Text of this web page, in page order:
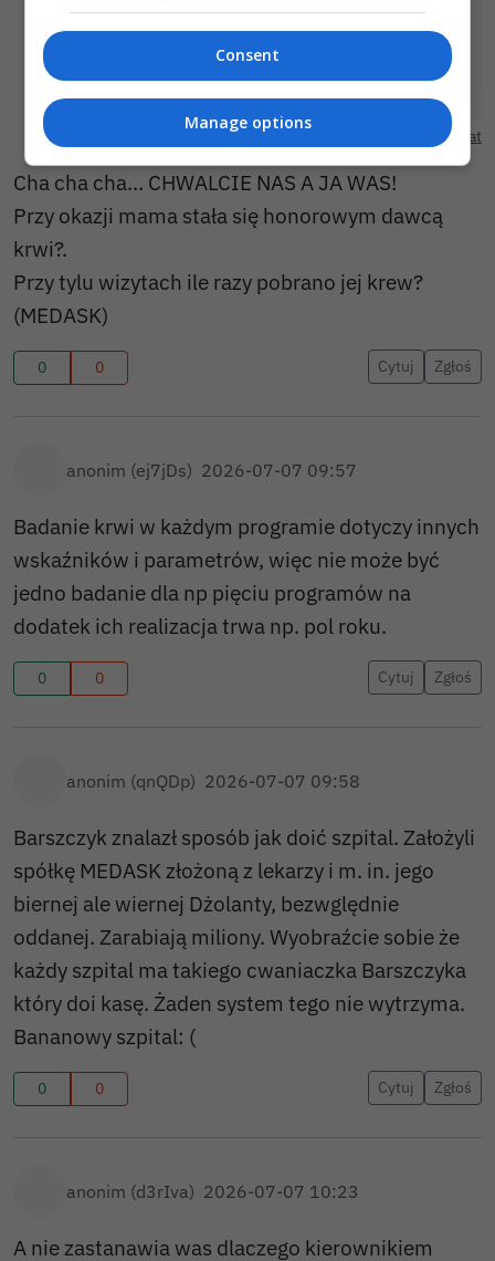
Barczyk ma poparcie większości Boleslawian za
to co zrobił w naszej służbie zdrowia.
Rozmawiam z ludźmi i jest powszechna taka
opinia. Np. Mama skorzystała z pięciu
programów profilaktycznych; udarowego
mamografi, raka szyjki macicy HPV, osteoporozy
zostaliśmy zaproszeni. Kazdy program to 3 –
Spotkalismy, sporo ludzi spoza Bolesławca,
nawet z ok. Wroclawia, byli w szoku. Personel
usłużny, wzorowa organizacja. Przychodnie na
Jeleniogórskiej, Starzyńskiego, 1Maja to obiekty
nowoczesne, czyste, toalety przystosowane dla
Pokaż cytat
Cha cha cha… CHWALCIE NAS A JA WAS!
Przy okazji mama stała się honorowym dawcą
krwi?.
Przy tylu wizytach ile razy pobrano jej krew?
(MEDASK)
0 0 Cytuj Zgłoś
anonim (ej7jDs) 2026-07-07 09:57
Badanie krwi w każdym programie dotyczy innych
wskaźników i parametrów, więc nie może być
jedno badanie dla np pięciu programów na
dodatek ich realizacja trwa np. pol roku.
0 0 Cytuj Zgłoś
anonim (qnQDp) 2026-07-07 09:58
Barszczyk znalazł sposób jak doić szpital. Założyli
spółkę MEDASK złożoną z lekarzy i m. in. jego
biernej ale wiernej Dżolanty, bezwględnie
oddanej. Zarabiają miliony. Wyobraźcie sobie że
każdy szpital ma takiego cwaniaczka Barszczyka
który doi kasę. Żaden system tego nie wytrzyma.
Bananowy szpital: (
0 0 Cytuj Zgłoś
anonim (d3rIva) 2026-07-07 10:23
A nie zastanawia was dlaczego kierownikiem
Consent
Manage options